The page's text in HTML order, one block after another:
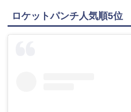
ロケットパンチ人気順5位